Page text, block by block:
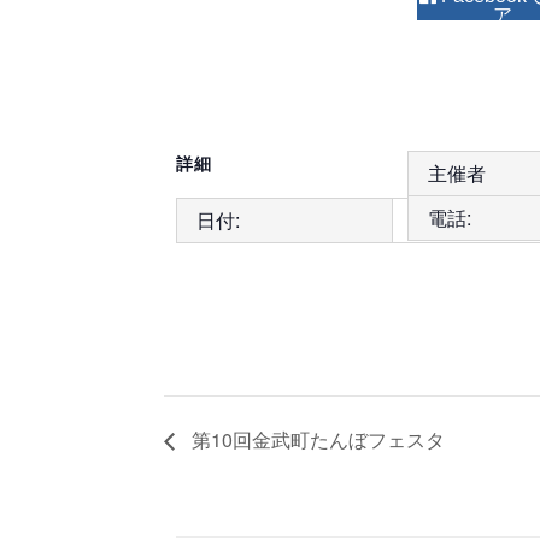
詳細
日付: 2018年5月29
主催者
電話:
第10回金武町たんぼフェスタ